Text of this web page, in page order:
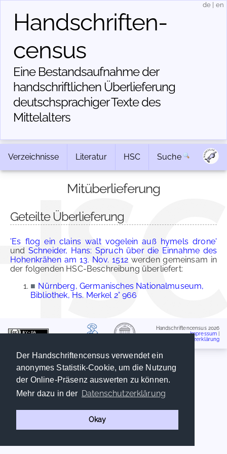
Der Handschriftencensus verwendet ein
anonymes Statistik-Cookie, um die Nutzung
der Online-Präsenz auswerten zu können.
Mehr dazu in der Datenschutzerklärung
Okay
Handschriften­
census
Eine Bestandsaufnahme der
handschriftlichen Über­lieferung
deutschsprachiger Texte des
Mittelalters
de en
Verzeichnisse Literatur HSC Suche
Mitüberlieferung
Geteilte Überlieferung
'Es flog ein clains walt vogelein auß hymels drone'
und Schneider, Hans: Spruch über die Einnahme des
Hohenkrähen am 13. Nov. 1512werden gemeinsam in
der folgenden HSC-Beschreibung überliefert:
■ Nürnberg, Germanisches Nationalmuseum,
Bibliothek, Hs. Merkel 2° 966
Handschriftencensus 2026
Impressum
Datenschutzerklärung